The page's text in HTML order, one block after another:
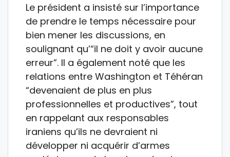
Le président a insisté sur l’importance
de prendre le temps nécessaire pour
bien mener les discussions, en
soulignant qu’“il ne doit y avoir aucune
erreur”. Il a également noté que les
relations entre Washington et Téhéran
“devenaient de plus en plus
professionnelles et productives”, tout
en rappelant aux responsables
iraniens qu’ils ne devraient ni
développer ni acquérir d’armes